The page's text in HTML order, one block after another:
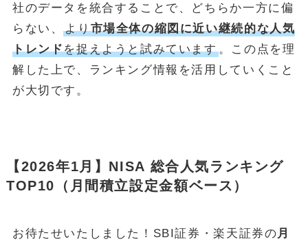
社のデータを統合することで、どちらか一方に偏
らない、より市場全体の縮図に近い継続的な人気
トレンドを捉えようと試みています。この点を理
解した上で、ランキング情報を活用していくこと
が大切です。
【2026年1月】NISA 総合人気ランキング
TOP10（月間積立設定金額ベース）
お待たせいたしました！SBI証券・楽天証券の月